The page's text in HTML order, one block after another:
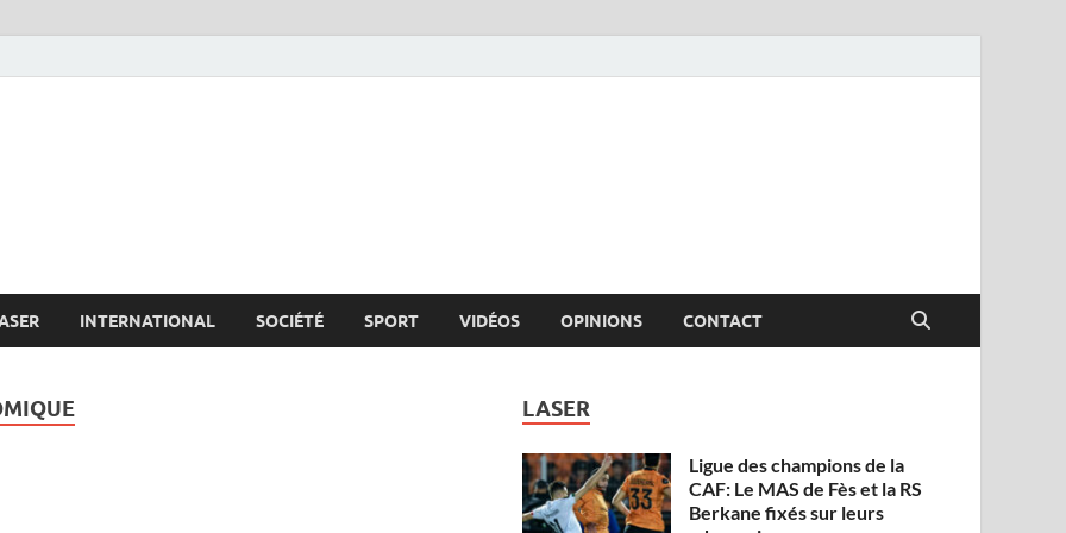
INTERNATIONAL SOCIÉTÉ SPORT VIDÉOS OPINIONS CONTACT
LASER
Ligue des champions de la
CAF: Le MAS de Fès et la RS
Berkane fixés sur leurs